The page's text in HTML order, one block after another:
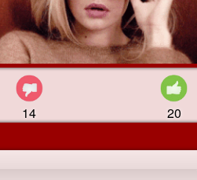
14 20